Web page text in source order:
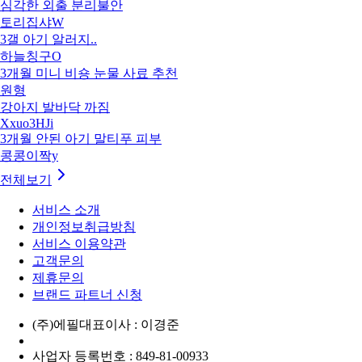
심각한 외출 분리불안
토리집샤W
3갤 아기 알러지..
하늘칭구O
3개월 미니 비숑 눈물 사료 추천
원형
강아지 발바닥 까짐
Xxuo3HJi
3개월 안된 아기 말티푸 피부
콩콩이짝y
전체보기
서비스 소개
개인정보취급방침
서비스 이용약관
고객문의
제휴문의
브랜드 파트너 신청
(주)에필대표이사 : 이경준
사업자 등록번호 : 849-81-00933